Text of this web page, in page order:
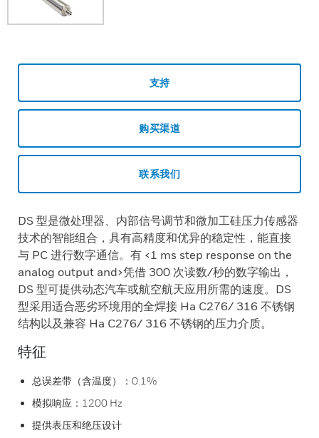
支持
购买渠道
联系我们
DS 型是微处理器、内部信号调节和微加工硅压力传感器
技术的智能组合，具有高精度和优异的稳定性，能直接
与 PC 进行数字通信。有 <1 ms step response on the
analog output and>凭借 300 次读数/秒的数字输出，
DS 型可提供动态汽车或航空航天应用所需的速度。DS
型采用适合恶劣环境用的全焊接 Ha C276/ 316 不锈钢
结构以及兼容 Ha C276/ 316 不锈钢的压力介质。
特征
总误差带（含温度）：0.1%
模拟响应：1200 Hz
提供表压和绝压设计